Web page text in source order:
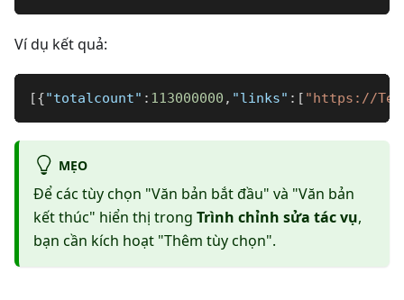
Ví dụ kết quả:
[{"totalcount" : 113000000 , "links" : [ "https://
MẸO
Để các tùy chọn "Văn bản bắt đầu" và "Văn bản
kết thúc" hiển thị trong Trình chỉnh sửa tác vụ,
bạn cần kích hoạt "Thêm tùy chọn".